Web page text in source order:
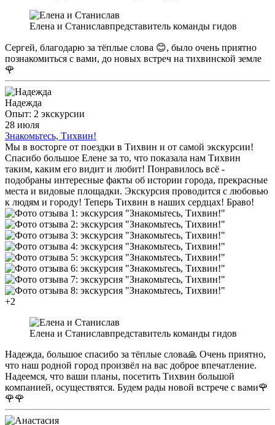
Елена и Станиславпредставитель команды гидов
Сергей, благодарю за тёплые слова 😊, было очень приятно
познакомиться с вами, до новых встреч на тихвинской земле
🌹
Надежда
Опыт: 2 экскурсии
28 июля
Знакомьтесь, Тихвин!
Мы в восторге от поездки в Тихвин и от самой экскурсии!
Спасибо большое Елене за то, что показала нам Тихвин
таким, каким его видит и любит! Понравилось всё -
подобраны интересные факты об истории города, прекрасные
места и видовые площадки. Экскурсия проводится с любовью
к людям и городу! Теперь Тихвин в наших сердцах! Браво!
+2
Елена и Станиславпредставитель команды гидов
Надежда, большое спасибо за тёплые слова🙏 Очень приятно,
что наш родной город произвёл на вас доброе впечатление.
Надеемся, что ваши планы, посетить Тихвин большой
компанией, осуществятся. Будем рады новой встрече с вами🌹
🌹🌹